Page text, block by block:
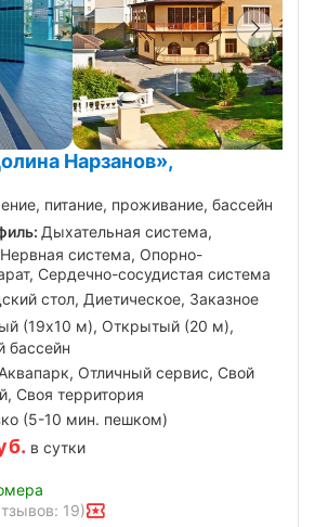
Нарзанов»,
питание, проживание, бассейн
Дыхательная система,
система, Опорно-
Сердечно-сосудистая система
стол, Диетическое, Заказное
(19х10 м), Открытый (20 м),
бассейн
Аквапарк, Отличный сервис, Свой
Своя территория
(5-10 мин. пешком)
в сутки
19)